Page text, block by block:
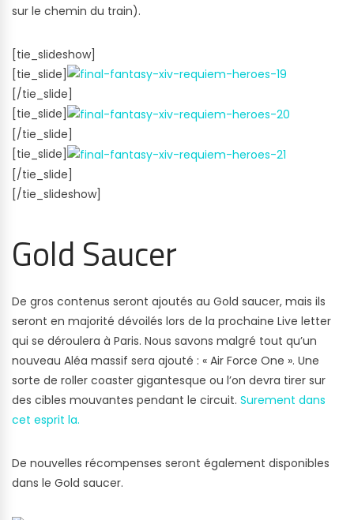
sur le chemin du train).
[tie_slideshow]
[tie_slide]
[/tie_slide]
[tie_slide]
[/tie_slide]
[tie_slide]
[/tie_slide]
[/tie_slideshow]
Gold Saucer
De gros contenus seront ajoutés au Gold saucer, mais ils
seront en majorité dévoilés lors de la prochaine Live letter
qui se déroulera à Paris. Nous savons malgré tout qu’un
nouveau Aléa massif sera ajouté : « Air Force One ». Une
sorte de roller coaster gigantesque ou l’on devra tirer sur
des cibles mouvantes pendant le circuit. Surement dans
cet esprit la.
De nouvelles récompenses seront également disponibles
dans le Gold saucer.